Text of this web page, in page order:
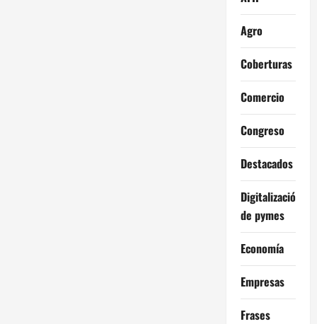
Agro
Coberturas
Comercio
Congreso
Destacados
Digitalización
de pymes
Economía
Empresas
Frases